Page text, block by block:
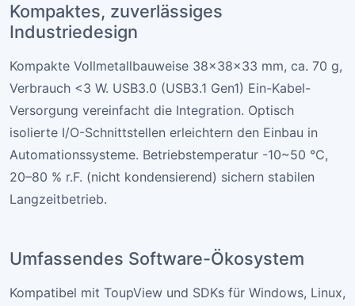
Kompaktes, zuverlässiges
Industriedesign
Kompakte Vollmetallbauweise 38×38×33 mm, ca. 70 g,
Verbrauch <3 W. USB3.0 (USB3.1 Gen1) Ein-Kabel-
Versorgung vereinfacht die Integration. Optisch
isolierte I/O-Schnittstellen erleichtern den Einbau in
Automationssysteme. Betriebstemperatur -10~50 °C,
20–80 % r.F. (nicht kondensierend) sichern stabilen
Langzeitbetrieb.
Umfassendes Software-Ökosystem
Kompatibel mit ToupView und SDKs für Windows, Linux,